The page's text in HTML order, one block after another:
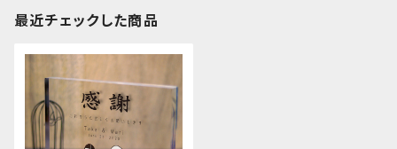
最近チェックした商品